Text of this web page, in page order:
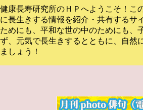
健康長寿研究所のＨＰへようこそ！こ
に長生きする情報を紹介・共有するサ
ためにも、平和な世の中のためにも、
ず、元気で長生きするとともに、自然
ましょう！